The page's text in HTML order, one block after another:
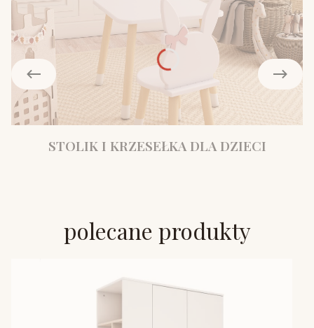
STOLIK I KRZESEŁKA DLA DZIECI
polecane produkty